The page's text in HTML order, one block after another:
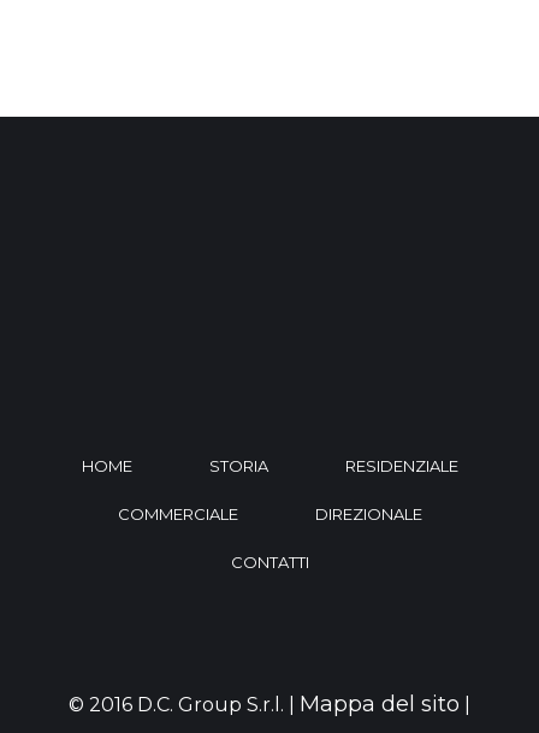
HOME STORIA RESIDENZIALE
COMMERCIALE DIREZIONALE
CONTATTI
© 2016 D.C. Group S.r.l. | Mappa del sito